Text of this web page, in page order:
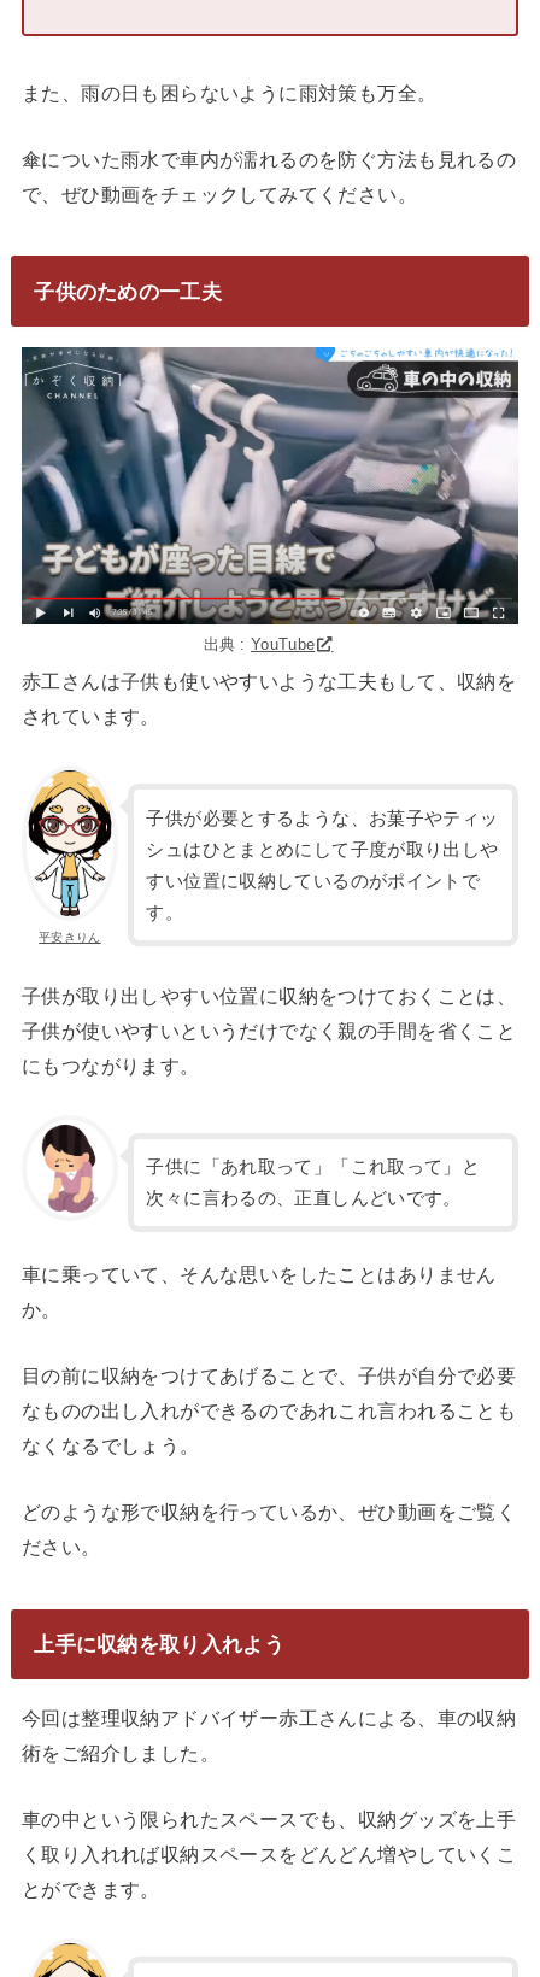
また、雨の日も困らないように雨対策も万全。
傘についた雨水で車内が濡れるのを防ぐ方法も見れるの
で、ぜひ動画をチェックしてみてください。
子供のための一工夫
出典 :YouTube
赤工さんは子供も使いやすいような工夫もして、収納を
されています。
平安きりん
子供が必要とするような、お菓子やティッ
シュはひとまとめにして子度が取り出しや
すい位置に収納しているのがポイントで
す。
子供が取り出しやすい位置に収納をつけておくことは、
子供が使いやすいというだけでなく親の手間を省くこと
にもつながります。
子供に「あれ取って」「これ取って」と
次々に言わるの、正直しんどいです。
車に乗っていて、そんな思いをしたことはありません
か。
目の前に収納をつけてあげることで、子供が自分で必要
なものの出し入れができるのであれこれ言われることも
なくなるでしょう。
どのような形で収納を行っているか、ぜひ動画をご覧く
ださい。
上手に収納を取り入れよう
今回は整理収納アドバイザー赤工さんによる、車の収納
術をご紹介しました。
車の中という限られたスペースでも、収納グッズを上手
く取り入れれば収納スペースをどんどん増やしていくこ
とができます。